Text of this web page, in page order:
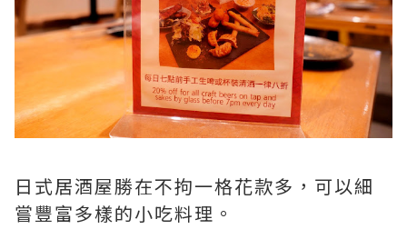
日式居酒屋勝在不拘一格花款多，可以細
嘗豐富多樣的小吃料理。